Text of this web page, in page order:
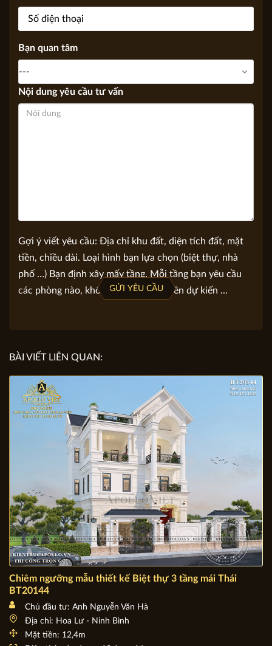
Số điện thoại
Bạn quan tâm
Gợi ý viết yêu cầu: Địa chỉ khu đất, diện tích đất, mặt
BÀI VIẾT LIÊN QUAN:
Chiêm ngưỡng mẫu thiết kế Biệt thự 3 tầng mái Thái
BT20144